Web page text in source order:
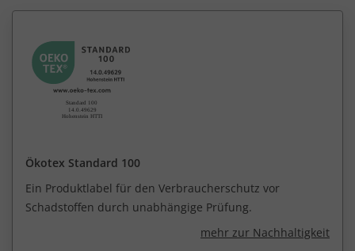
Ökotex Standard 100
Ein Produktlabel für den Verbraucherschutz vor
Schadstoffen durch unabhängige Prüfung.
mehr zur Nachhaltigkeit